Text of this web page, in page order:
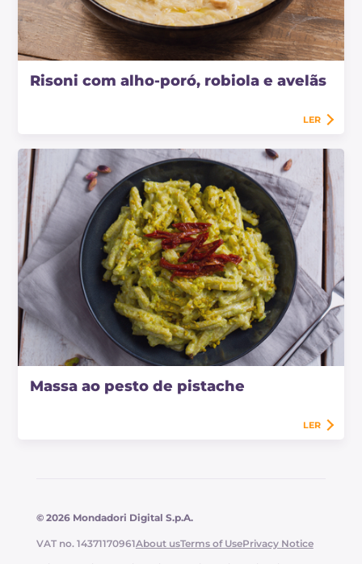
Risoni com alho-poró, robiola e avelãs
LER
Massa ao pesto de pistache
LER
© 2026 Mondadori Digital S.p.A.
VAT no. 14371170961About usTerms of UsePrivacy Notice